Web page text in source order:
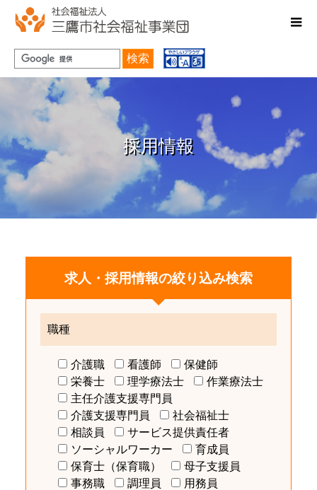
検索
採用情報
採用情報
求人・採用情報の絞り込み検索
職種
介護職 看護師
保健師
栄養士
理学療法士
作業療法士
主任介護支援専門員
介護支援専門員
社会福祉士
相談員
サービス提供責任者
ソーシャルワーカー
育成員
保育士（保育職）
母子支援員
事務職
調理員
用務員